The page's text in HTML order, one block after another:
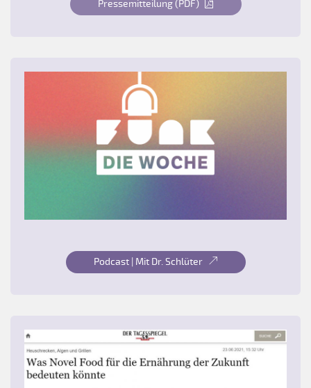
Pressemitteilung (PDF)
Podcast | Mit Dr. Schlüter